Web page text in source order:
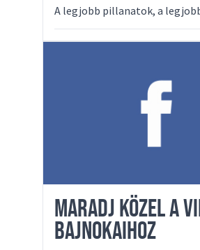
A legjobb pillanatok, a
MARADJ KÖZEL A
BAJNOKAIHOZ